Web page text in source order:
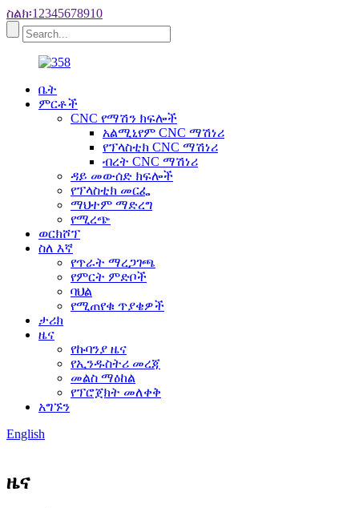
ስልክ፡12345678910
ቤት
ምርቶች
CNC የማሽን ክፍሎች
አልሚኒየም CNC ማሽነሪ
የፕላስቲክ CNC ማሽነሪ
ብረት CNC ማሽነሪ
ዳይ መውሰድ ክፍሎች
የፕላስቲክ መርፌ
ማህተም ማድረግ
የሚረጭ
ወርክሾፕ
ስለ እኛ
የጥራት ማረጋገጫ
የምርት ምድቦች
ባህል
የሚጠየቁ ጥያቄዎች
ታሪክ
ዜና
የኩባንያ ዜና
የኢንዱስትሪ መረጃ
መልስ ማዕከል
የፕሮጀክት መለቀቅ
አግኙን
English
ዜና